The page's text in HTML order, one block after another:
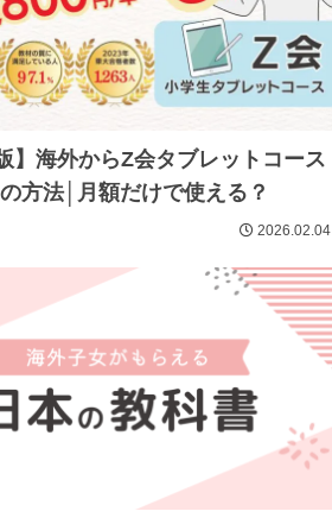
】海外からZ会タブレットコース
方法│月額だけで使える？
2026.02.04